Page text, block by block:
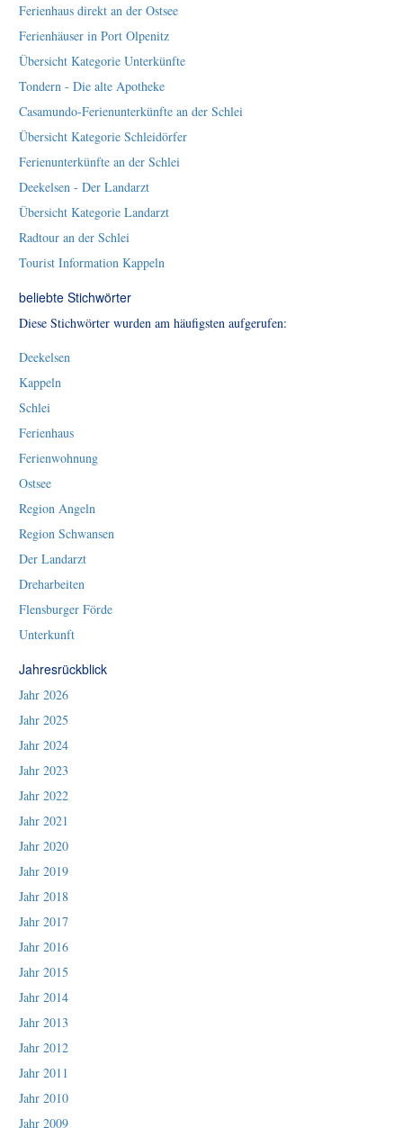
Ferienhaus direkt an der Ostsee
Ferienhäuser in Port Olpenitz
Übersicht Kategorie Unterkünfte
Tondern - Die alte Apotheke
Casamundo-Ferienunterkünfte an der Schlei
Übersicht Kategorie Schleidörfer
Ferienunterkünfte an der Schlei
Deekelsen - Der Landarzt
Übersicht Kategorie Landarzt
Radtour an der Schlei
Tourist Information Kappeln
beliebte Stichwörter
Diese Stichwörter wurden am häufigsten aufgerufen:
Deekelsen
Kappeln
Schlei
Ferienhaus
Ferienwohnung
Ostsee
Region Angeln
Region Schwansen
Der Landarzt
Dreharbeiten
Flensburger Förde
Unterkunft
Jahresrückblick
Jahr 2026
Jahr 2025
Jahr 2024
Jahr 2023
Jahr 2022
Jahr 2021
Jahr 2020
Jahr 2019
Jahr 2018
Jahr 2017
Jahr 2016
Jahr 2015
Jahr 2014
Jahr 2013
Jahr 2012
Jahr 2011
Jahr 2010
Jahr 2009